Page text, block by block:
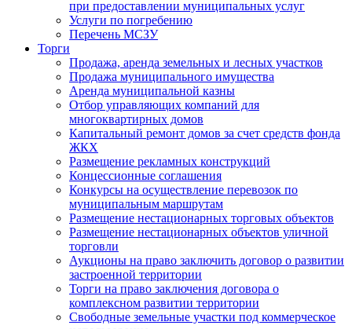
при предоставлении муниципальных услуг
Услуги по погребению
Перечень МСЗУ
Торги
Продажа, аренда земельных и лесных участков
Продажа муниципального имущества
Аренда муниципальной казны
Отбор управляющих компаний для
многоквартирных домов
Капитальный ремонт домов за счет средств фонда
ЖКХ
Размещение рекламных конструкций
Концессионные соглашения
Конкурсы на осуществление перевозок по
муниципальным маршрутам
Размещение нестационарных торговых объектов
Размещение нестационарных объектов уличной
торговли
Аукционы на право заключить договор о развитии
застроенной территории
Торги на право заключения договора о
комплексном развитии территории
Свободные земельные участки под коммерческое